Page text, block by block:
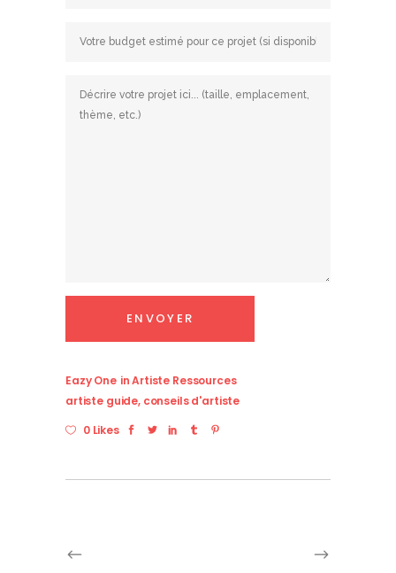
Eazy One inArtiste Ressources
artiste guide, conseils d'artiste
0 Likes